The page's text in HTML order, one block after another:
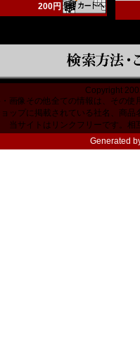
200円
Copyright
画像その他全ての情報は、その
ップに掲載されている社名、商
当サイトはリンクフリーです。相
Generated